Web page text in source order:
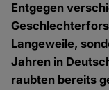
Entgegen
Langeweile,
Jahren in
raubten bereits